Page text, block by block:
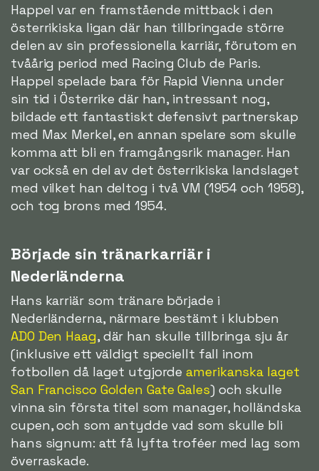
Happel var en framstående mittback i den
österrikiska ligan där han tillbringade större
delen av sin professionella karriär, förutom en
tvåårig period med Racing Club de Paris.
Happel spelade bara för Rapid Vienna under
sin tid i Österrike där han, intressant nog,
bildade ett fantastiskt defensivt partnerskap
med Max Merkel, en annan spelare som skulle
komma att bli en framgångsrik manager. Han
var också en del av det österrikiska landslaget
med vilket han deltog i två VM (1954 och 1958),
och tog brons med 1954.
Började sin tränarkarriär i
Nederländerna
Hans karriär som tränare började i
Nederländerna, närmare bestämt i klubben
ADO Den Haag, där han skulle tillbringa sju år
(inklusive ett väldigt speciellt fall inom
fotbollen då laget utgjordeamerikanska laget
San Francisco Golden Gate Gales) och skulle
vinna sin första titel som manager, holländska
cupen, och som antydde vad som skulle bli
hans signum: att få lyfta troféer med lag som
överraskade.